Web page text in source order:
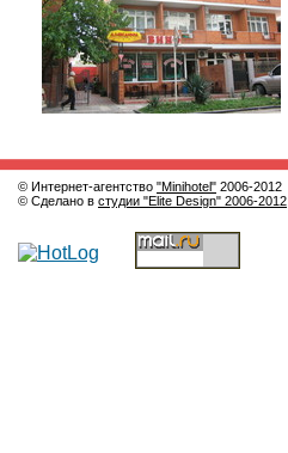
© Интернет-агентство "Minihotel" 2006-2012
© Сделано в студии "Elite Design" 2006-2012